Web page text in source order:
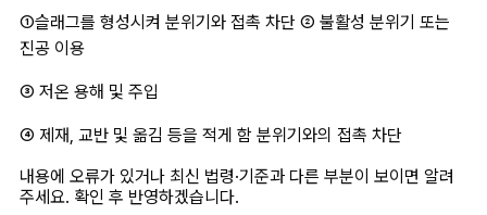
①슬래그를 형성시켜 분위기와 접촉 차단 ② 불활성 분위기 또는
진공 이용
③ 저온 용해 및 주입
④ 제재, 교반 및 옮김 등을 적게 함 분위기와의 접촉 차단
내용에 오류가 있거나 최신 법령·기준과 다른 부분이 보이면 알려
주세요. 확인 후 반영하겠습니다.